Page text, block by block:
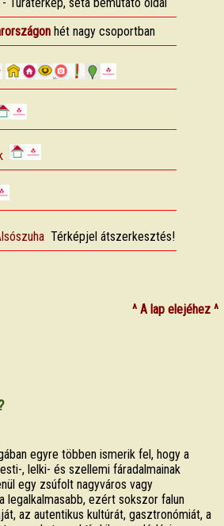
^ A lap elejéhez ^
egyre többen ismerik fel, hogy a
, lelki- és szellemi fáradalmainak
egy zsúfolt nagyváros vagy
ezért sokszor falun
az autentikus kultúrát, gasztronómiát, a